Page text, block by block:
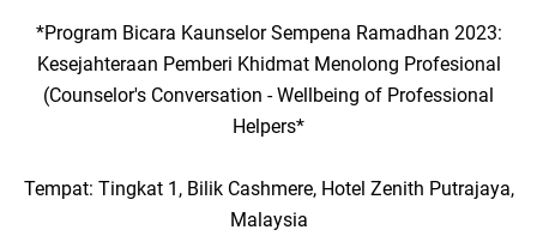
*Program Bicara Kaunselor Sempena Ramadhan 2023:
Kesejahteraan Pemberi Khidmat Menolong Profesional
(Counselor's Conversation - Wellbeing of Professional
Helpers*
Tempat: Tingkat 1, Bilik Cashmere, Hotel Zenith Putrajaya,
Malaysia